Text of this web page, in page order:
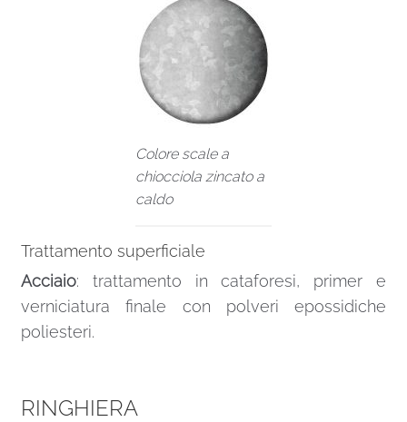
Colore scale a
chiocciola zincato a
caldo
Trattamento superficiale
Acciaio: trattamento in cataforesi, primer e
verniciatura finale con polveri epossidiche
poliesteri.
RINGHIERA